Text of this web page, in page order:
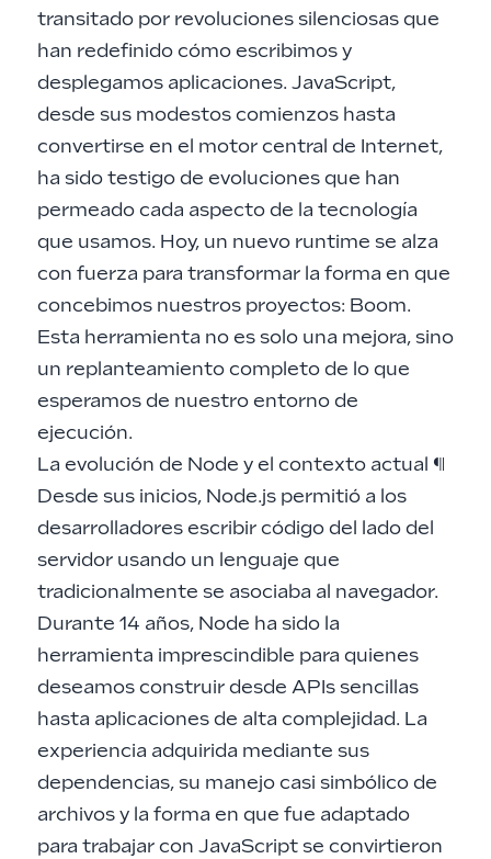
transitado por revoluciones silenciosas que
han redefinido cómo escribimos y
desplegamos aplicaciones. JavaScript,
desde sus modestos comienzos hasta
convertirse en el motor central de Internet,
ha sido testigo de evoluciones que han
permeado cada aspecto de la tecnología
que usamos. Hoy, un nuevo runtime se alza
con fuerza para transformar la forma en que
concebimos nuestros proyectos: Boom.
Esta herramienta no es solo una mejora, sino
un replanteamiento completo de lo que
esperamos de nuestro entorno de
ejecución.
La evolución de Node y el contexto actual ¶
Desde sus inicios, Node.js permitió a los
desarrolladores escribir código del lado del
servidor usando un lenguaje que
tradicionalmente se asociaba al navegador.
Durante 14 años, Node ha sido la
herramienta imprescindible para quienes
deseamos construir desde APIs sencillas
hasta aplicaciones de alta complejidad. La
experiencia adquirida mediante sus
dependencias, su manejo casi simbólico de
archivos y la forma en que fue adaptado
para trabajar con JavaScript se convirtieron